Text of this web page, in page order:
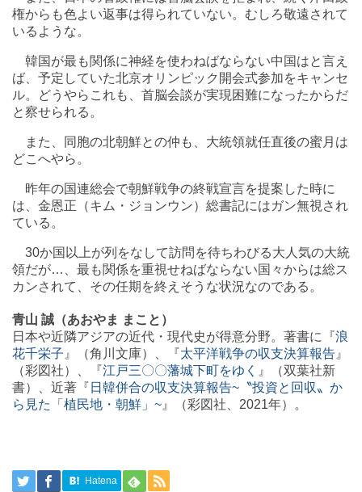
権からも色よい返事は得られていない。むしろ敬遠されて
いるような。
韓国が最も関係に神経を使わねばならない中国はと言え
ば、予定していた北京オリンピック開会式参加をキャンセ
ル。どうやらこれも、首脳会談が実現困難になったからだ
と察せられる。
また、同胞の北朝鮮との仲も、大統領就任直後の蜜月は
どこへやら。
昨年の国連総会で朝鮮戦争の終戦宣言を提案した時に
は、金恩正（キム・ジョンウン）総書記にはガン無視され
ている。
30か国以上が列をなして訪問を待ちわびる大人気の大統
領だが…、最も関係を重視せねばならない国々からは総ス
カンされて、その任期を終えそうな状況なのである。
青山 誠（あおやま まこと）
日本や近隣アジアの近代・現代史が得意分野。著書に『浪
花千栄子 』（角川文庫）、『太平洋戦争の収支決算報告 』
（彩図社）、『江戸三〇〇藩城下町をゆく 』（双葉社新
書）、近著『 日韓併合の収支決算報告~〝投資と回収〟か
ら見た「植民地・朝鮮」~ 』（彩図社、2021年）。
Hatena